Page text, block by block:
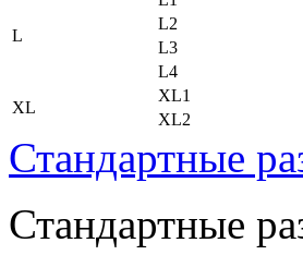
L
L2
L3
L4
XL
XL1
XL2
Стандартные
Стандартные